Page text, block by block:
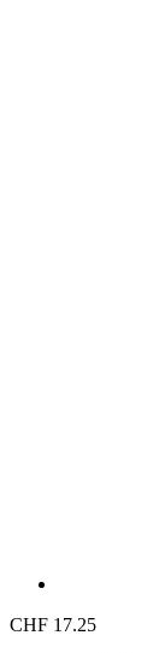
CHF 17.25